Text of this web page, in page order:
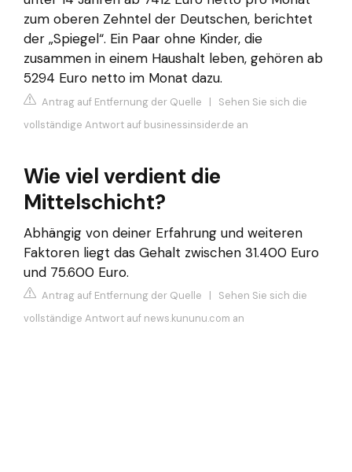
zum oberen Zehntel der Deutschen, berichtet
der „Spiegel“. Ein Paar ohne Kinder, die
zusammen in einem Haushalt leben, gehören ab
5294 Euro netto im Monat dazu.
Antrag auf Entfernung der Quelle | Sehen Sie sich die
vollständige Antwort auf businessinsider.de an
Wie viel verdient die
Mittelschicht?
Abhängig von deiner Erfahrung und weiteren
Faktoren liegt das Gehalt zwischen 31.400 Euro
und 75.600 Euro.
Antrag auf Entfernung der Quelle | Sehen Sie sich die
vollständige Antwort auf news.kununu.com an